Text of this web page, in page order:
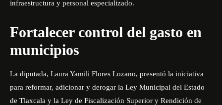
infraestructura y personal especializado.
Fortalecer control del gasto en
municipios
La diputada, Laura Yamili Flores Lozano, presentó la iniciativa
para reformar, adicionar y derogar la Ley Municipal del Estado
de Tlaxcala y la Ley de Fiscalización Superior y Rendición de